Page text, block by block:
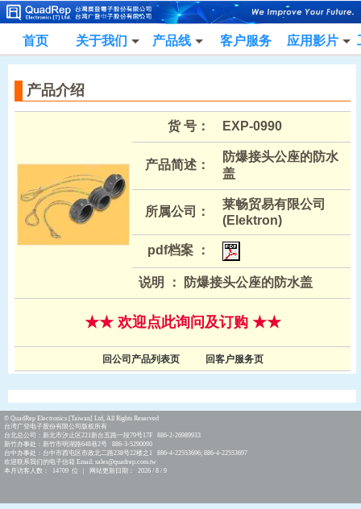
首页 关于我们 产品线 客户服务 应用影片
产品介绍
货 号： EXP-0990
产品简述：
防爆接头公座的防水
盖
所属公司：
莱畅贸易有限公司
(Elektron)
pdf档案 ：
说明 ： 防爆接头公座的防水盖
★★ 欢迎点此询问及订购 ★★
回公司产品列表页 回客户服务页
© QuadRep Electronics [Taiwan] Ltd, All Rights Reserved
台湾广登电子股份有限公司版权所有
台北总公司：新北市汐止区221新台五路一段79号17F 886-2-26989933
新竹办事处：新竹市明湖路648巷2号 886-3-5290090
台中办事处：台中市西屯区市政北二路238号22楼之1 886-4-22553696; 886-4-22553697
欢迎联系我们的电子信箱 Email: sales@quadrep.com.tw
本月访客人数： 14709 位 | 网站更新日期： 2026 / 8 / 9